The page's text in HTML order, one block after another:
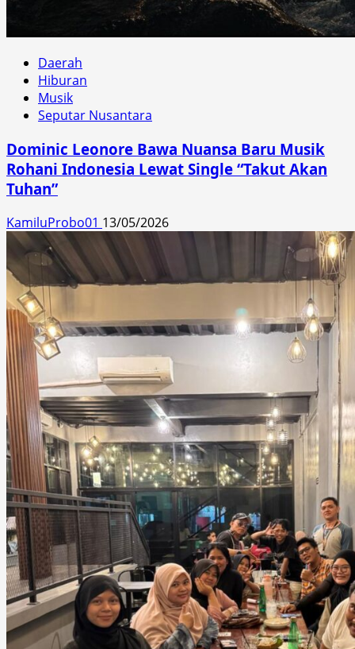
Daerah
Hiburan
Musik
Seputar Nusantara
Dominic Leonore Bawa Nuansa Baru Musik
Rohani Indonesia Lewat Single “Takut Akan
Tuhan”
KamiluProbo01 13/05/2026